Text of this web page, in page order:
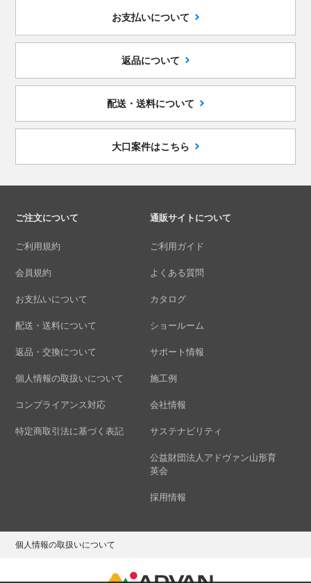
お支払いについて
返品について
配送・送料について
大口案件はこちら
ご注文について
ご利用規約
会員規約
お支払いについて
配送・送料について
返品・交換について
個人情報の取扱いについて
コンプライアンス対応
特定商取引法に基づく表記
通販サイトについて
ご利用ガイド
よくある質問
カタログ
ショールーム
サポート情報
施工例
会社情報
サステナビリティ
公益財団法人アドヴァン山形育
英会
採用情報
個人情報の取扱いについて